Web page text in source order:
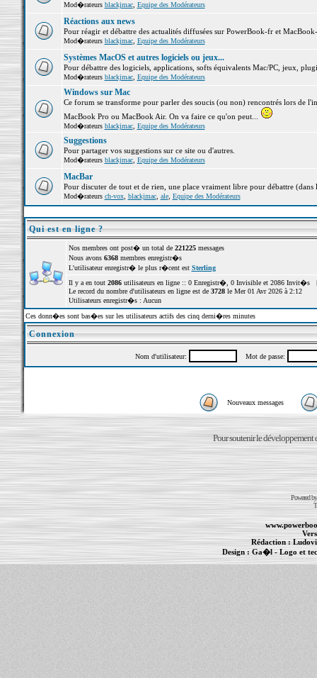
Mod�rateurs blackjmac, Equipe des Modérateurs
Réactions aux news
Pour réagir et débattre des actualités diffusées sur PowerBook-fr et
Mod�rateurs blackjmac, Equipe des Modérateurs
Systèmes MacOS et autres logiciels ou jeux...
Pour débattre des logiciels, applications, softs équivalents Mac/PC, jeux,
Mod�rateurs blackjmac, Equipe des Modérateurs
Windows sur Mac
Ce forum se transforme pour parler des soucis (ou non) rencontrés lors de
MacBook Pro ou MacBook Air. On va faire ce qu'on peut...
Mod�rateurs blackjmac, Equipe des Modérateurs
Suggestions
Pour partager vos suggestions sur ce site ou d'autres.
Mod�rateurs blackjmac, Equipe des Modérateurs
MacBar
Pour discuter de tout et de rien, une place vraiment libre pour débattre (dans
Mod�rateurs ch-vox, blackjmac, ale, Equipe des Modérateurs
Qui est en ligne ?
Nos membres ont post� un total de 221225messages
Nous avons 6368membres enregistr�s
L'utilisateur enregistr� le plus r�cent est Sterling
Il y a en tout 2086utilisateurs en ligne :: 0 Enregistr�, 0 Invisible et 2086 Invit�s
Le record du nombre d'utilisateurs en ligne est de 3728le Mer 01 Avr 2026 à 2:12
Utilisateurs enregistr�s : Aucun
Ces donn�es sont bas�es sur les utilisateurs actifs des cinq derni�res minutes
Connexion
Nom d'utilisateur: Mot de passe:
Nouveaux messages
Pour soutenir le développement
Powered
Rédaction :
Design : Ga�l- Logo et